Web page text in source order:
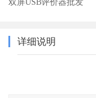
双屏USB评价器批发
详细说明